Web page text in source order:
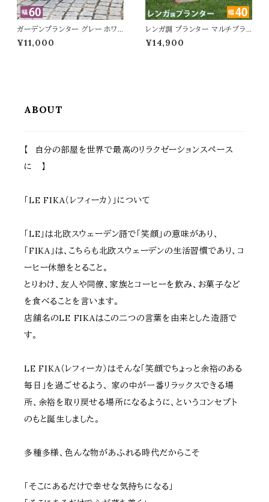
ガーデンプランター グレー ホワイ
ト 灰色 白 プランター 植木鉢 鉢
植え 幅60.5cm 奥行30.5cm
¥11,000
レンガ調 プランター マルチブラ
ウン 茶色 植木鉢 40.5cm幅 鉢
植え 水抜き穴付き 幅40.5cm
¥14,900
ABOUT
【 自分の部屋を世界で最高のリラクゼーションスペース
に 】
「LE FIKA（レフィーカ）」について
「LE」は北欧スウェーデン語で「笑顔」の意味があり、
「FIKA」は、こちらも北欧スウェーデンの生活習慣であり、コ
ーヒー休憩をとること。
とりわけ、友人や同僚、家族とコーヒーを飲み、お菓子など
を食べることを言います。
店舗名のLE FIKAはこの二つの言葉を由来とした造語で
す。
LE FIKA（レフィーカ）はそんな「笑顔でちょっと余裕のある
毎日」を過ごせるよう、 家の中が一番リラックスできる場
所、余裕を取り戻せる場所になるように、というコンセプト
のもと誕生しました。
多種多様、色んな物があふれる時代だからこそ
「そこにあるだけで幸せな気持ちになる」